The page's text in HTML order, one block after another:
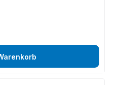
40 mmVerwendung nur
Zubehörteile sowie weitere